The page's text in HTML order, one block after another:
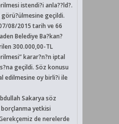
istendi?i anla??ld?.
geçildi.
08/2015 tarih ve 66
Belediye Ba?kan?
300.000,00-TL
karar?n?n iptal
geçildi. Söz konusu
edilmesine oy birli?i ile
Sakarya söz
yetkisi
de nerelerde